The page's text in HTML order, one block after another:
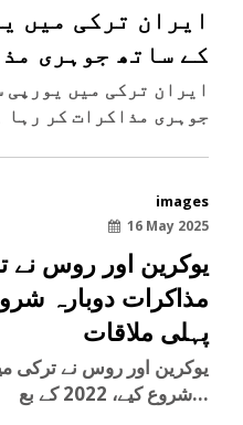
ایران ترکی میں
کے ساتھ جوہری
ایران ترکی میں
جوہری مذاکرات کر رہا
16 May 2025
یوکرین اور روس نے
پہلی ملاقات
یوکرین اور روس نے ترکی
شروع کیے، 2022 کے بع...